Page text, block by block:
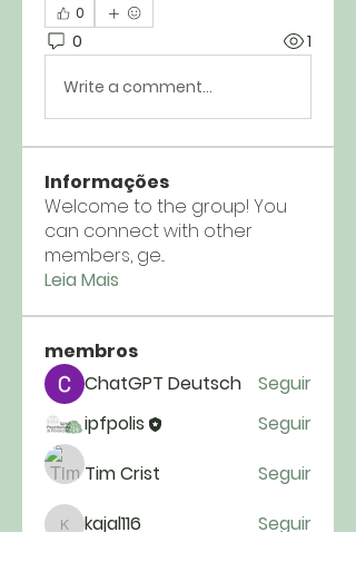
0
0 1
Write a comment...
Informações
Welcome to the group! You
can connect with other
members, ge...
Leia Mais
membros
ChatGPT Deutsch
Seguir
ipfpolis
Seguir
Tim Crist
Seguir
kajal116
kajal116 Seguir